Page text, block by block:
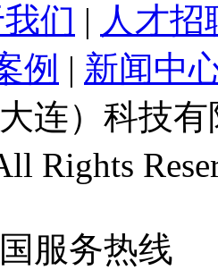
们 | 人才招
例 | 新闻中
连）科技
Rights
服务热线